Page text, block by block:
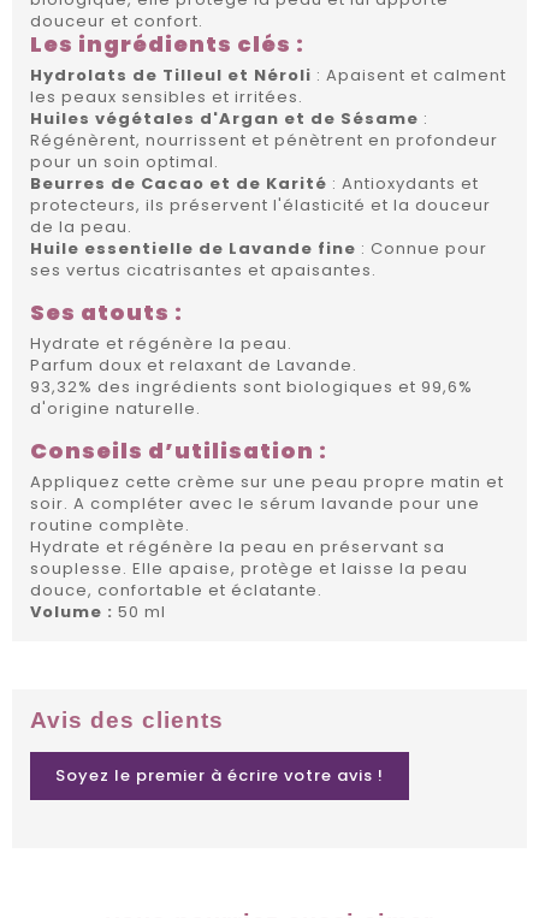
douceur et confort.
Les ingrédients clés :
Hydrolats de Tilleul et Néroli : Apaisent et calment
les peaux sensibles et irritées.
Huiles végétales d'Argan et de Sésame :
Régénèrent, nourrissent et pénètrent en profondeur
pour un soin optimal.
Beurres de Cacao et de Karité : Antioxydants et
protecteurs, ils préservent l'élasticité et la douceur
de la peau.
Huile essentielle de Lavande fine : Connue pour
ses vertus cicatrisantes et apaisantes.
Ses atouts :
Hydrate et régénère la peau.
Parfum doux et relaxant de Lavande.
93,32% des ingrédients sont biologiques et 99,6%
d'origine naturelle.
Conseils d’utilisation :
Appliquez cette crème sur une peau propre matin et
soir. A compléter avec le sérum lavande pour une
routine complète.
Hydrate et régénère la peau en préservant sa
souplesse. Elle apaise, protège et laisse la peau
douce, confortable et éclatante.
Volume : 50 ml
Avis des clients
Soyez le premier à écrire votre avis !